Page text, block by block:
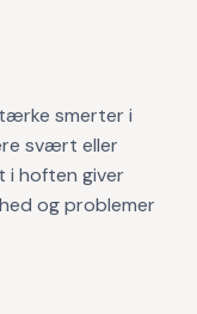
smerter i
svært eller
i hoften giver
og problemer